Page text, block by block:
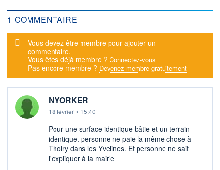
1 COMMENTAIRE
Message d'alerte
Vous devez être membre pour ajouter un
commentaire.
Vous êtes déjà membre ? Connectez-vous
Pas encore membre ? Devenez membre gratuitement
NYORKER
18 février • 15:40
Pour une surface identique bâtie et un terrain
identique, personne ne paie la même chose à
Thoiry dans les Yvelines. Et personne ne sait
l'expliquer à la mairie